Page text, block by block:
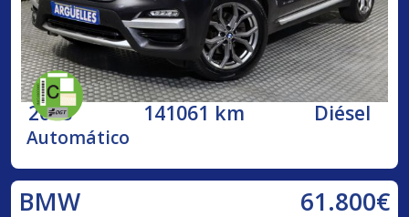
2018 141061 km Diésel
Automático
BMW 61.800€